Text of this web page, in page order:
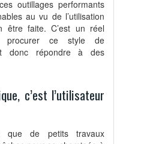
outillages performants
au vu de l’utilisation
être faite. C’est un réel
procurer ce style de
donc répondre à des
c’est l’utilisateur
que de petits travaux